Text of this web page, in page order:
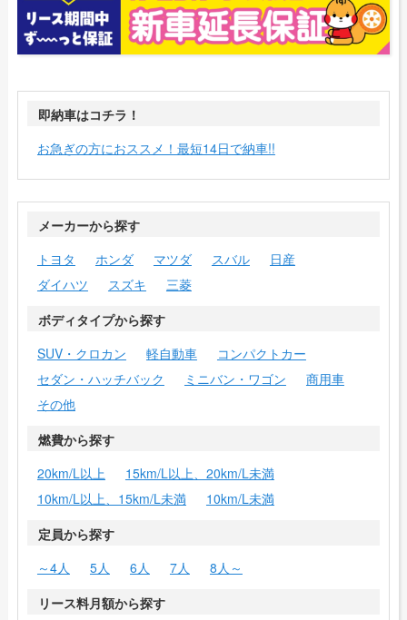
即納車はコチラ！
お急ぎの方におススメ！最短14日で納車!!
メーカーから探す
トヨタ
ホンダ マツダ スバル
日産
ダイハツ
スズキ
三菱
ボディタイプから探す
SUV・クロカン
軽自動車
コンパクトカー
セダン・ハッチバック
ミニバン・ワゴン
商用車
その他
燃費から探す
20km/L以上
15km/L以上、20km/L未満
10km/L以上、15km/L未満
10km/L未満
定員から探す
～4人
5人 6人 7人
8人～
リース料月額から探す